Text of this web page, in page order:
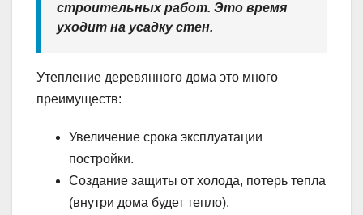
строительных работ. Это время
уходит на усадку стен.
Утепление деревянного дома это много
преимуществ:
Увеличение срока эксплуатации
постройки.
Создание защиты от холода, потерь тепла
(внутри дома будет тепло).